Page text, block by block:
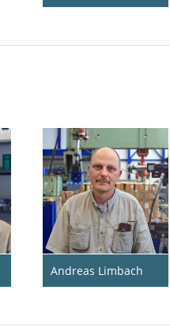
Andreas Limbach